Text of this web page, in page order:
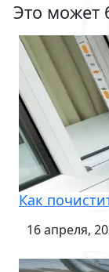
Это может
16 апреля,